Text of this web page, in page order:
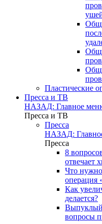
Пластические
Пресса и ТВ
НАЗАД: Главное
Пресса и ТВ
Пресса
НАЗАД:
Пресса
8
отвечает
Что
операция
Как
делается?
вопросы